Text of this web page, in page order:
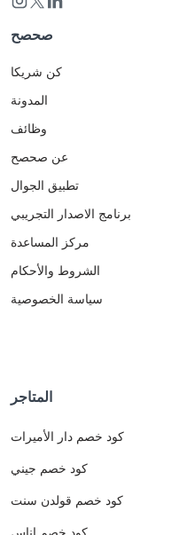
صحصح
كن شريكا
المدونة
وظائف
عن صحصح
تطبيق الجوال
برنامج الاصدار التجريبي
مركز المساعدة
الشروط والأحكام
سياسة الخصوصية
المتاجر
كود خصم دار الأميرات
كود خصم جيني
كود خصم قولدن سنت